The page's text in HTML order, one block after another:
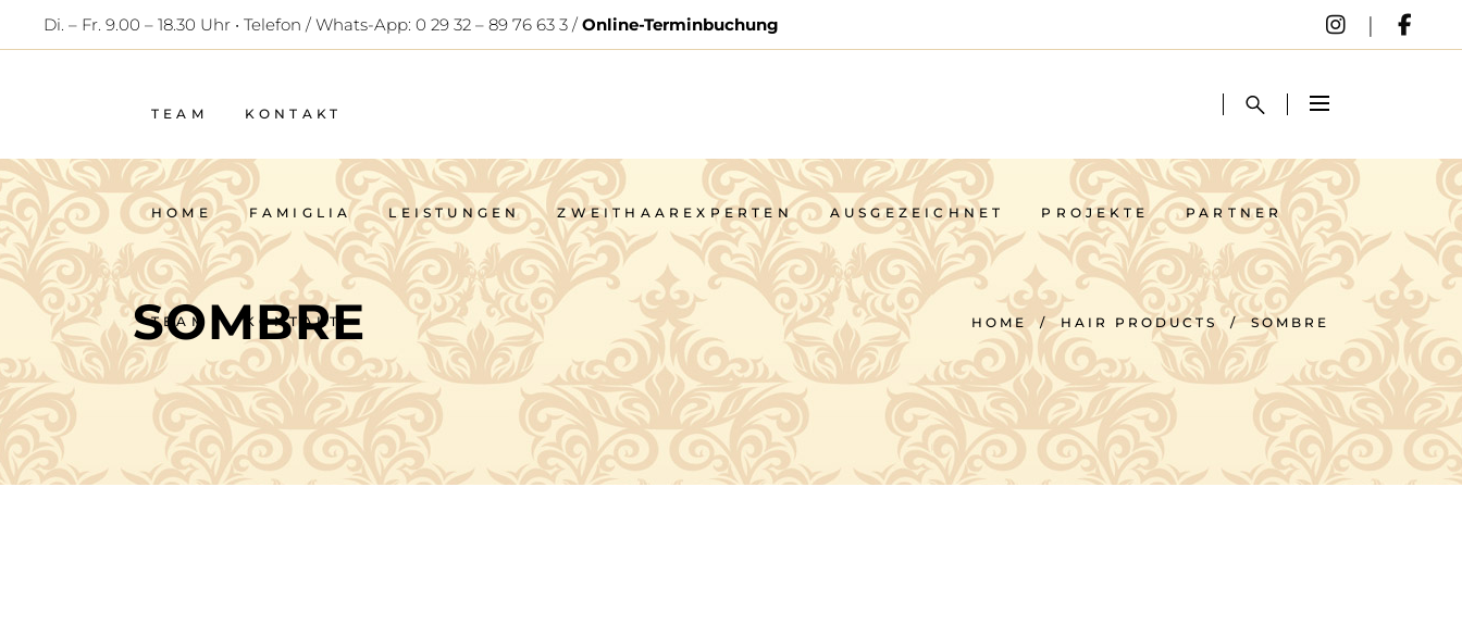
Di. – Fr. 9.00 – 18.30 Uhr • Telefon / Whats-App: 0 29 32 – 89 76 63 3 /Online-Terminbuchung
HOME FAMIGLIA LEISTUNGEN ZWEITHAAREXPERTEN AUSGEZEICHNET PROJEKTE PARTNER
TEAM KONTAKT
FAMIGLIA LEISTUNGEN ZWEITHAAREXPERTEN
TEAM KONTAKT
SOMBRE HOME / HAIR PRODUCTS /SOMBRE